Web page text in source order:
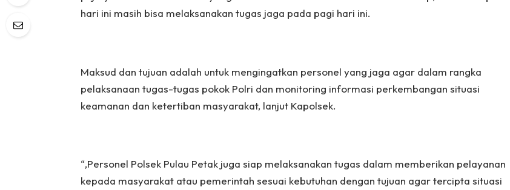
hari ini masih bisa melaksanakan tugas jaga pada pagi hari ini.
Maksud dan tujuan adalah untuk mengingatkan personel yang jaga agar dalam rangka
pelaksanaan tugas-tugas pokok Polri dan monitoring informasi perkembangan situasi
keamanan dan ketertiban masyarakat, lanjut Kapolsek.
“,Personel Polsek Pulau Petak juga siap melaksanakan tugas dalam memberikan pelayanan
kepada masyarakat atau pemerintah sesuai kebutuhan dengan tujuan agar tercipta situasi